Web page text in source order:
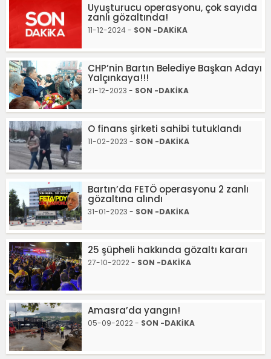
Uyuşturucu operasyonu, çok sayıda
zanlı gözaltında!
11-12-2024 - SON -DAKİKA
CHP’nin Bartın Belediye Başkan Adayı
Yalçınkaya!!!
21-12-2023 - SON -DAKİKA
O finans şirketi sahibi tutuklandı
11-02-2023 - SON -DAKİKA
Bartın’da FETÖ operasyonu 2 zanlı
gözaltına alındı
31-01-2023 - SON -DAKİKA
25 şüpheli hakkında gözaltı kararı
27-10-2022 - SON -DAKİKA
Amasra’da yangın!
05-09-2022 - SON -DAKİKA